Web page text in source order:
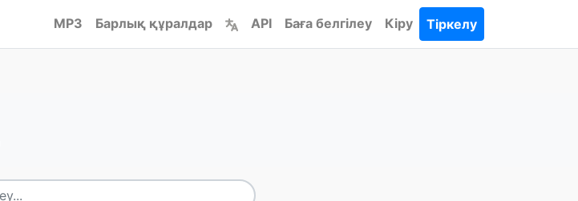
MP3 Барлық құралдар API Баға белгілеу Кіру Тіркелу